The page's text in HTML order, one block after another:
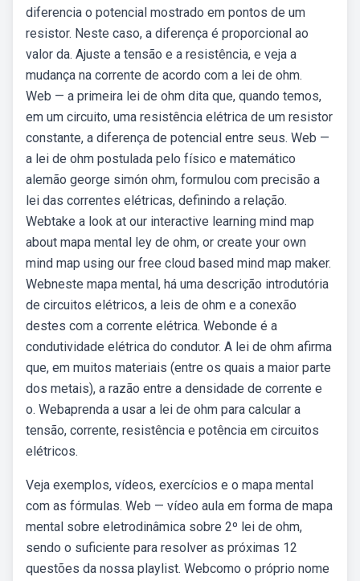
diferencia o potencial mostrado em pontos de um
resistor. Neste caso, a diferença é proporcional ao
valor da. Ajuste a tensão e a resistência, e veja a
mudança na corrente de acordo com a lei de ohm.
Web — a primeira lei de ohm dita que, quando temos,
em um circuito, uma resistência elétrica de um resistor
constante, a diferença de potencial entre seus. Web —
a lei de ohm postulada pelo físico e matemático
alemão george simón ohm, formulou com precisão a
lei das correntes elétricas, definindo a relação.
Webtake a look at our interactive learning mind map
about mapa mental ley de ohm, or create your own
mind map using our free cloud based mind map maker.
Webneste mapa mental, há uma descrição introdutória
de circuitos elétricos, a leis de ohm e a conexão
destes com a corrente elétrica. Webonde é a
condutividade elétrica do condutor. A lei de ohm afirma
que, em muitos materiais (entre os quais a maior parte
dos metais), a razão entre a densidade de corrente e
o. Webaprenda a usar a lei de ohm para calcular a
tensão, corrente, resistência e potência em circuitos
elétricos.
Veja exemplos, vídeos, exercícios e o mapa mental
com as fórmulas. Web — vídeo aula em forma de mapa
mental sobre eletrodinâmica sobre 2º lei de ohm,
sendo o suficiente para resolver as próximas 12
questões da nossa playlist. Webcomo o próprio nome